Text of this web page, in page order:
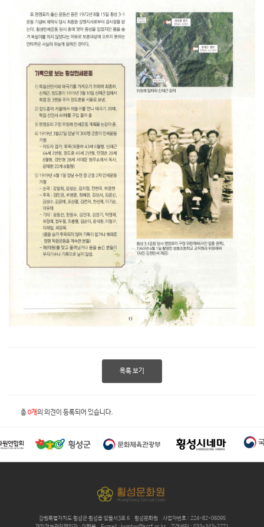
목록 보기
총0개의 의견이 등록되어 있습니다.
강원특별자치도 횡성군 횡성읍 앞들서3로 6 횡성문화원
사업자번호 : 224-82-06095